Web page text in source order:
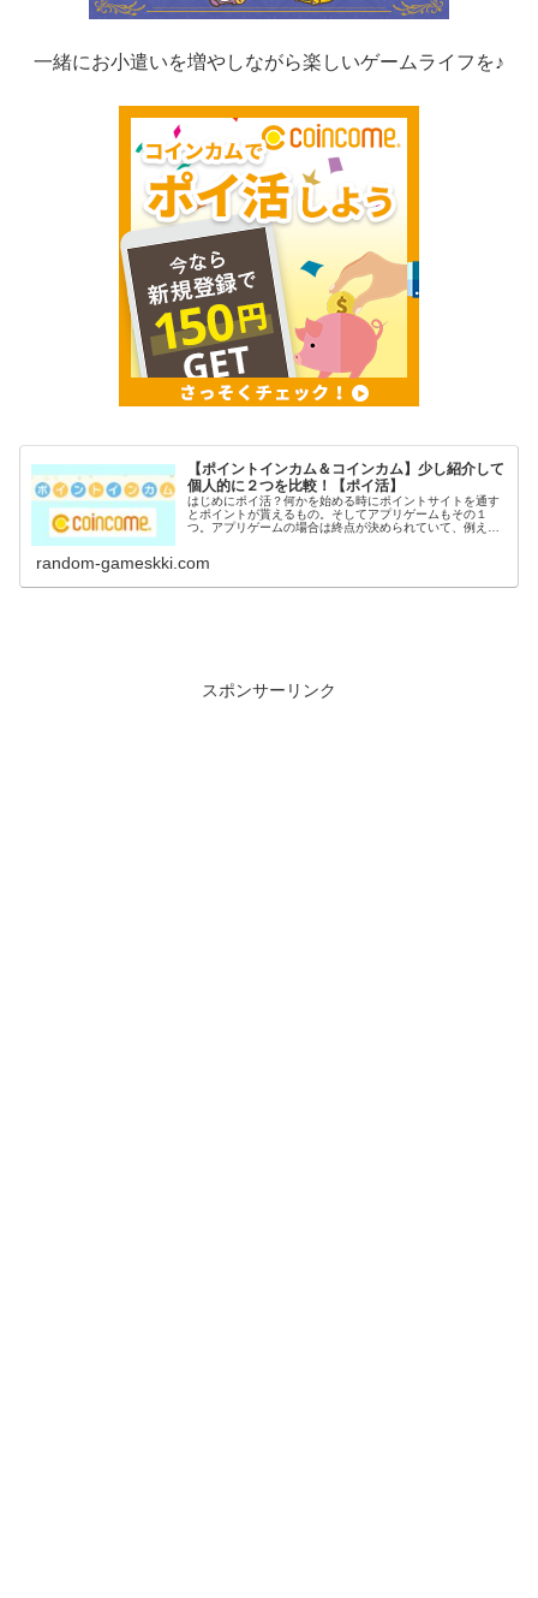
一緒にお小遣いを増やしながら楽しいゲームライフを♪
【ポイントインカム＆コインカム】少し紹介して
個人的に２つを比較！【ポイ活】
はじめにポイ活？何かを始める時にポイントサイトを通す
とポイントが貰えるもの。そしてアプリゲームもその１
つ。アプリゲームの場合は終点が決められていて、例えば
random-gameskki.com
スポンサーリンク